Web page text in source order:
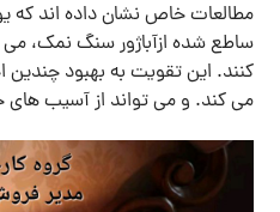
مطالعات خاص نشان داده اند که
ساطع شده ازآباژور سنگ نمک، می
کنند. این تقویت به بهبود
می کند. و می تواند از آسیب های